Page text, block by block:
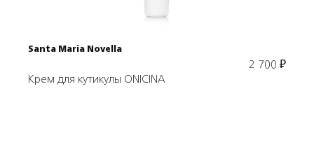
Santa Maria Novella
2 700 ₽
Крем для кутикулы ONICINA